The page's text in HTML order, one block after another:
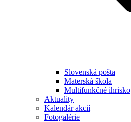
Slovenská pošta
Materská škola
Multifunkčné ihrisko
Aktuality
Kalendár akcií
Fotogalérie